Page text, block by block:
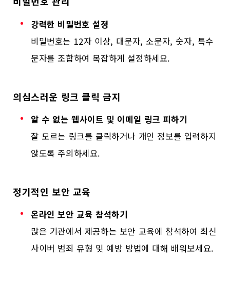
강력한 비밀번호 설정
비밀번호는 12자 이상, 대문자, 소문자, 숫자, 특수
문자를 조합하여 복잡하게 설정하세요.
의심스러운 링크 클릭 금지
알 수 없는 웹사이트 및 이메일 링크 피하기
잘 모르는 링크를 클릭하거나 개인 정보를 입력하지
않도록 주의하세요.
정기적인 보안 교육
온라인 보안 교육 참석하기
많은 기관에서 제공하는 보안 교육에 참석하여 최신
사이버 범죄 유형 및 예방 방법에 대해 배워보세요.